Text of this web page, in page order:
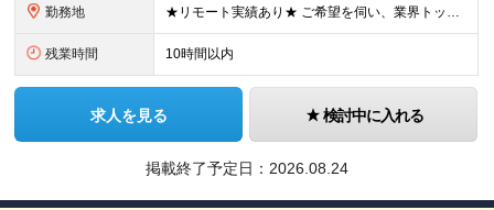
勤務地 ★リモート実績あり★ ご希望を伺い、業界トップクラス約7,000件の取引事業所数、90,000件以上のプロジェクトから検討をいたします。 全国の取引先での就業となります（沖縄を除く） ※勤務地
残業時間 10時間以内
求人を見る 検討中に入れる
掲載終了予定日： 2026.08.24